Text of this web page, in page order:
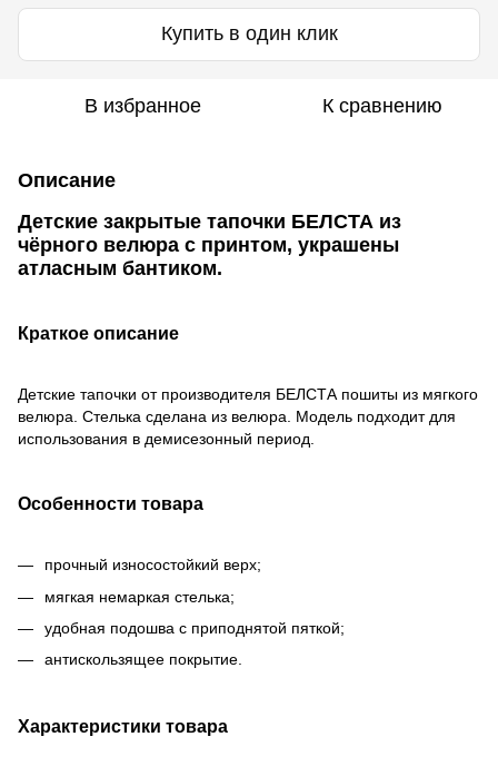
Купить в один клик
В избранное К сравнению
Описание
Детские закрытые тапочки БЕЛСТА из
чёрного велюра с принтом, украшены
атласным бантиком.
Краткое описание
Детские тапочки от производителя БЕЛСТА пошиты из мягкого
велюра. Стелька сделана из велюра. Модель подходит для
использования в демисезонный период.
Особенности товара
прочный износостойкий верх;
мягкая немаркая стелька;
удобная подошва с приподнятой пяткой;
антискользящее покрытие.
Характеристики товара